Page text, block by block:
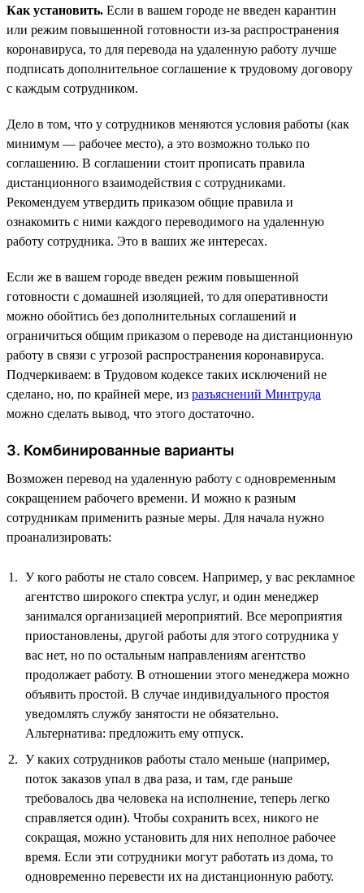
Как установить. Если в вашем городе не введен карантин
или режим повышенной готовности из-за распространения
коронавируса, то для перевода на удаленную работу лучше
подписать дополнительное соглашение к трудовому договору
с каждым сотрудником.
Дело в том, что у сотрудников меняются условия работы (как
минимум — рабочее место), а это возможно только по
соглашению. В соглашении стоит прописать правила
дистанционного взаимодействия с сотрудниками.
Рекомендуем утвердить приказом общие правила и
ознакомить с ними каждого переводимого на удаленную
работу сотрудника. Это в ваших же интересах.
Если же в вашем городе введен режим повышенной
готовности с домашней изоляцией, то для оперативности
можно обойтись без дополнительных соглашений и
ограничиться общим приказом о переводе на дистанционную
работу в связи с угрозой распространения коронавируса.
Подчеркиваем: в Трудовом кодексе таких исключений не
сделано, но, по крайней мере, из разъяснений Минтруда
можно сделать вывод, что этого достаточно.
3. Комбинированные варианты
Возможен перевод на удаленную работу с одновременным
сокращением рабочего времени. И можно к разным
сотрудникам применить разные меры. Для начала нужно
проанализировать:
У кого работы не стало совсем. Например, у вас рекламное
агентство широкого спектра услуг, и один менеджер
занимался организацией мероприятий. Все мероприятия
приостановлены, другой работы для этого сотрудника у
вас нет, но по остальным направлениям агентство
продолжает работу. В отношении этого менеджера можно
объявить простой. В случае индивидуального простоя
уведомлять службу занятости не обязательно.
Альтернатива: предложить ему отпуск.
У каких сотрудников работы стало меньше (например,
поток заказов упал в два раза, и там, где раньше
требовалось два человека на исполнение, теперь легко
справляется один). Чтобы сохранить всех, никого не
сокращая, можно установить для них неполное рабочее
время. Если эти сотрудники могут работать из дома, то
одновременно перевести их на дистанционную работу.